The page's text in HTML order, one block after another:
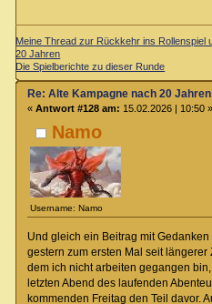
Meine Thread zur Rückkehr ins Rollenspiel
20 Jahren
Die Spielberichte zu dieser Runde
Namo
Username: Namo
Re: Alte Kampagne nach 20
« Antwort #128 am: 15.02.2026 | 10:50 »
Und gleich ein Beitrag mit
gestern zum ersten Mal seit längerer
dem ich nicht arbeiten gegangen
letzten Abend des laufenden
kommenden Freitag den Teil davor.